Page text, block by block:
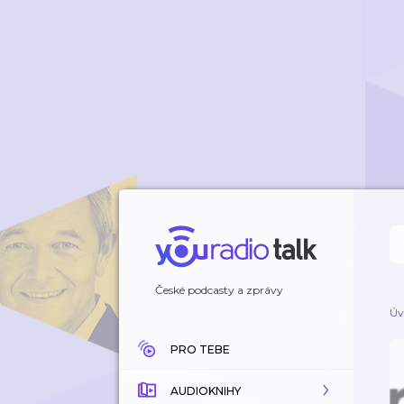
České podcasty a zprávy
PRO TEBE
AUDIOKNIHY